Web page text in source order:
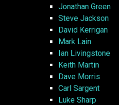
Jonathan Green
Steve Jackson
David Kerrigan
Mark Lain
Ian Livingstone
Keith Martin
Dave Morris
Carl Sargent
Luke Sharp